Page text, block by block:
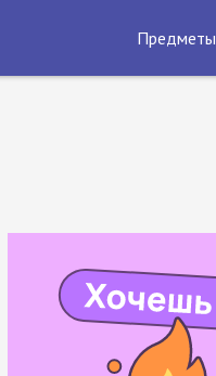
Предметы